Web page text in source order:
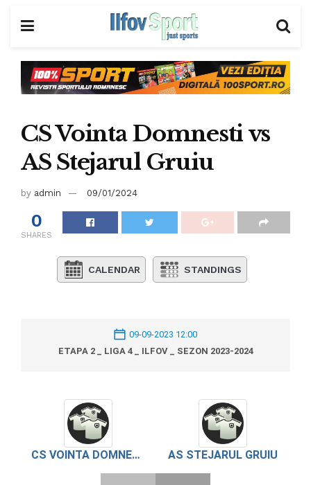
CS Vointa Domnesti vs
AS Stejarul Gruiu
by admin 09/01/2024
0
SHARES
CALENDAR STANDINGS
09-09-2023 12:00
ETAPA 2 _ LIGA 4 _ ILFOV _ SEZON 2023-2024
CS VOINTA DOMNESTI AS STEJARUL GRUIU